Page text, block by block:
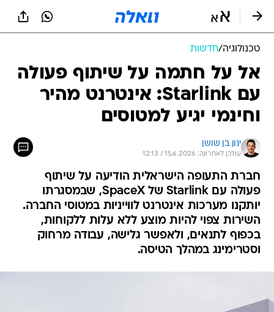
טכנולוגיה/חדשות
אל על חתמה על שיתוף פעולה
עם Starlink: אינטרנט מהיר
וחינמי יגיע למטוסים
ינון בן שושן
עודכן לאחרונה: 15.6.2026 / 12:13
חברת התעופה הישראלית הודיעה על שיתוף
פעולה עם Starlink של SpaceX, שבמסגרתו
יותקנו מערכות אינטרנט לווייניות במטוסי החברה.
השירות צפוי להיות מוצע ללא עלות ללקוחות,
בכפוף לתנאים, ולאפשר גלישה, עבודה מרחוק
וסטרימינג במהלך הטיסה.